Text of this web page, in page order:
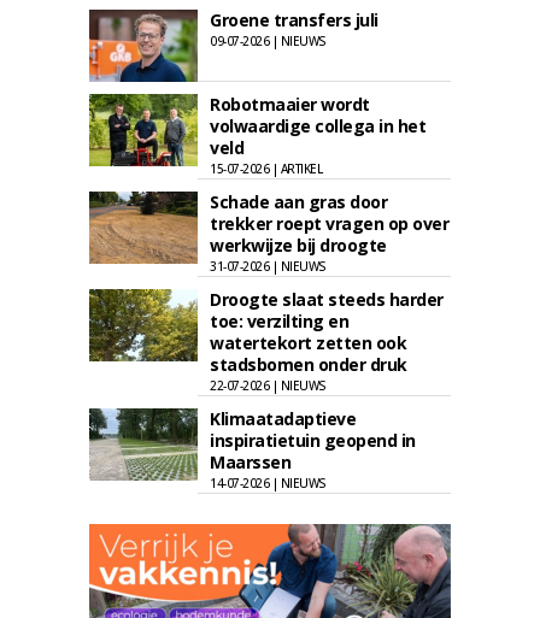
Groene transfers juli
09-07-2026 | NIEUWS
Robotmaaier wordt
volwaardige collega in het
veld
15-07-2026 | ARTIKEL
Schade aan gras door
trekker roept vragen op over
werkwijze bij droogte
31-07-2026 | NIEUWS
Droogte slaat steeds harder
toe: verzilting en
watertekort zetten ook
stadsbomen onder druk
22-07-2026 | NIEUWS
Klimaatadaptieve
inspiratietuin geopend in
Maarssen
14-07-2026 | NIEUWS